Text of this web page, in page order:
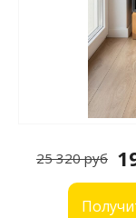
25 320 руб